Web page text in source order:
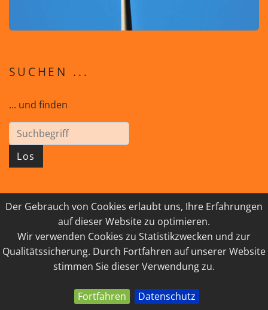
Der Gebrauch von Cookies erlaubt uns, Ihre Erfahrungen
auf dieser Website zu optimieren.
Wir verwenden Cookies zu Statistikzwecken und zur
Qualitätssicherung. Durch Fortfahren auf unserer Website
stimmen Sie dieser Verwendung zu.
Fortfahren Datenschutz
SUCHEN ...
... und finden
Los
© 2026 GEISTreich - Diözese Innsbruck
IMPRESSUM
LINKSAMMLUNG
DATENSCHUTZ
KONTAKT
powered by webEdition CMS